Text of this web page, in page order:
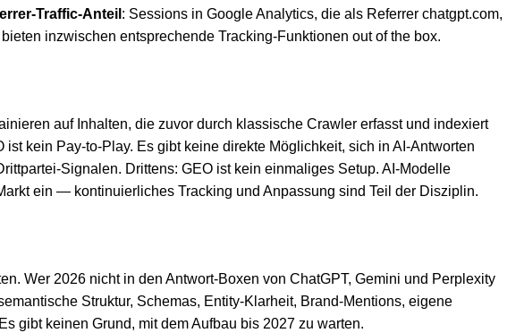
Traffic-Anteil : Sessions in Google Analytics, die als Referrer chatgpt.com,
inzwischen entsprechende Tracking-Funktionen out of the box.
auf Inhalten, die zuvor durch klassische Crawler erfasst und indexiert
kein Pay-to-Play. Es gibt keine direkte Möglichkeit, sich in AI-Antworten
Signalen. Drittens: GEO ist kein einmaliges Setup. AI-Modelle
ein — kontinuierliches Tracking und Anpassung sind Teil der Disziplin.
Wer 2026 nicht in den Antwort-Boxen von ChatGPT, Gemini und Perplexity
Struktur, Schemas, Entity-Klarheit, Brand-Mentions, eigene
gibt keinen Grund, mit dem Aufbau bis 2027 zu warten.